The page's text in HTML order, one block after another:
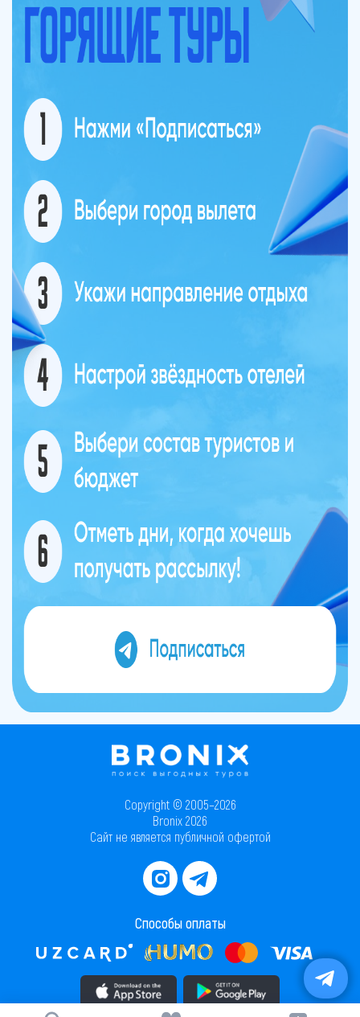
Copyright © 2005–2026
Bronix 2026
Сайт не является публичной офертой
Способы оплаты
Скачать приложение в AppStore Скачать приложение в PlayMarket